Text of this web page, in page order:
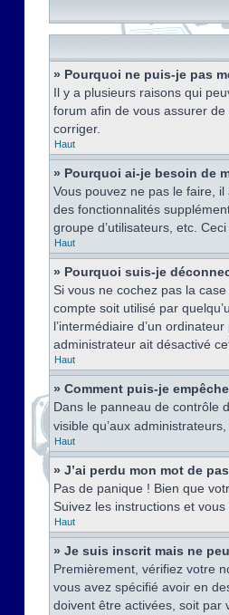
» Pourquoi ne puis-je pas
Il y a plusieurs raisons qui
forum afin de vous assurer
corriger.
Haut
» Pourquoi ai-je besoin de
Vous pouvez ne pas le faire,
des fonctionnalités
groupe d’utilisateurs, etc.
Haut
» Pourquoi suis-je
Si vous ne cochez pas la case
compte soit utilisé par
l’intermédiaire d’un
administrateur ait désactivé
Haut
» Comment puis-je
Dans le panneau de contrôle
visible qu’aux
Haut
» J’ai perdu mon mot de
Pas de panique ! Bien que
Suivez les instructions et
Haut
» Je suis inscrit mais ne
Premièrement, vérifiez votre
vous avez spécifié avoir en
doivent être activées, soit par